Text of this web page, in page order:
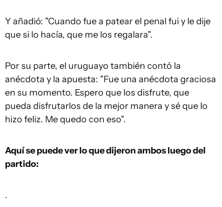
Y añadió: "Cuando fue a patear el penal fui y le dije
que si lo hacía, que me los regalara".
Por su parte, el uruguayo también contó la
anécdota y la apuesta: "Fue una anécdota graciosa
en su momento. Espero que los disfrute, que
pueda disfrutarlos de la mejor manera y sé que lo
hizo feliz. Me quedo con eso".
Aquí se puede ver lo que dijeron ambos luego del
partido:
.